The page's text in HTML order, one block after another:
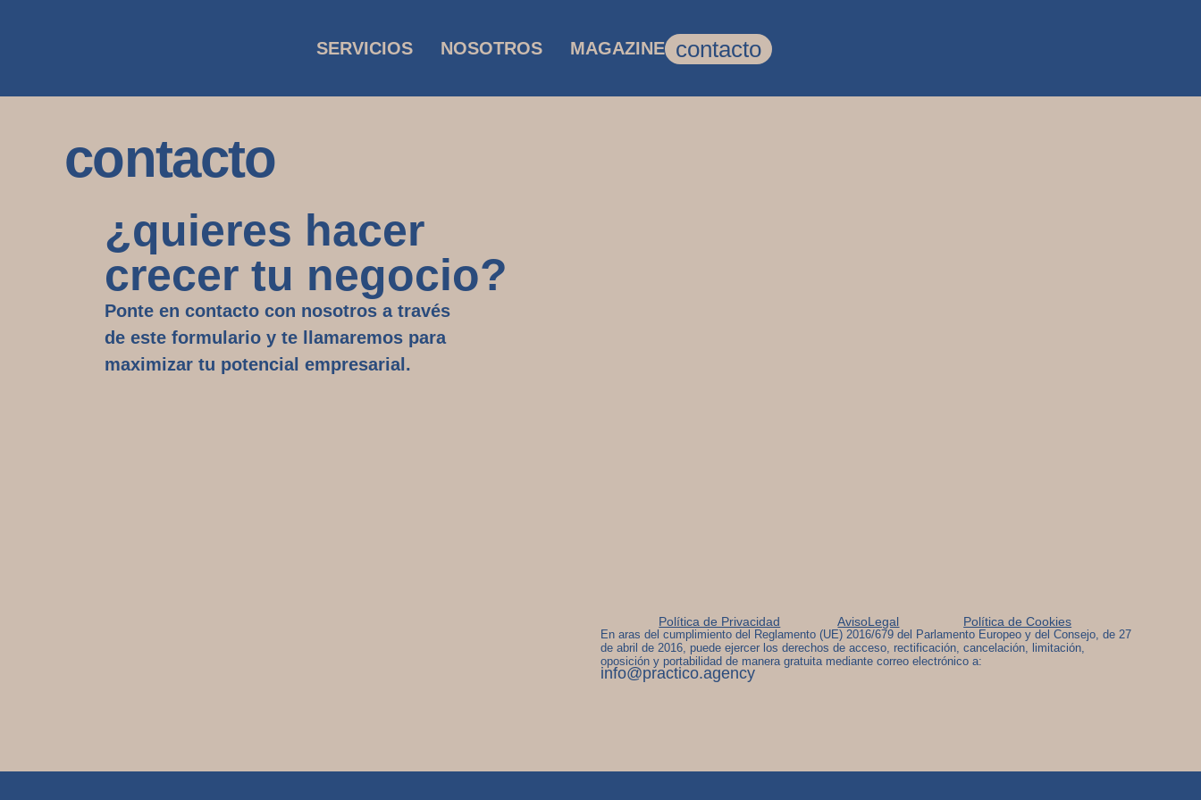
SERVICIOS NOSOTROS MAGAZINE contacto
contacto
¿quieres hacer
crecer tu negocio?
Ponte en contacto con nosotros a través
de este formulario y te llamaremos para
maximizar tu potencial empresarial .
Política de Privacidad AvisoLegal Política de Cookies
En aras del cumplimiento del Reglamento (UE) 2016/679 del Parlamento Europeo y del Consejo, de 27
de abril de 2016, puede ejercer los derechos de acceso, rectificación, cancelación, limitación,
oposición y portabilidad de manera gratuita mediante correo electrónico a:
info@practico.agency